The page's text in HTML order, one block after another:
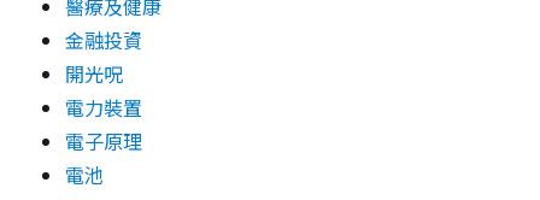
醫療及健康
金融投資
開光呪
電力裝置
電子原理
電池